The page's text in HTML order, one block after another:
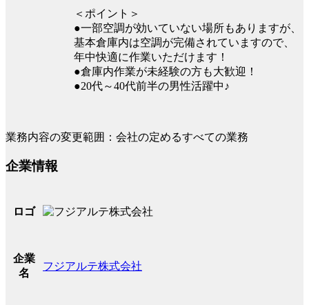
＜ポイント＞
●一部空調が効いていない場所もありますが、
基本倉庫内は空調が完備されていますので、
年中快適に作業いただけます！
●倉庫内作業が未経験の方も大歓迎！
●20代～40代前半の男性活躍中♪
業務内容の変更範囲：会社の定めるすべての業務
企業情報
ロゴ
企業
名
フジアルテ株式会社